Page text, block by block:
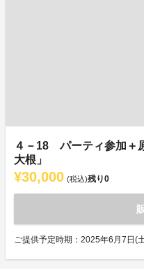
４－18 パーティ参加＋
大根」
¥30,000 (税込)残り0
ご提供予定時期：2025年6月7日(